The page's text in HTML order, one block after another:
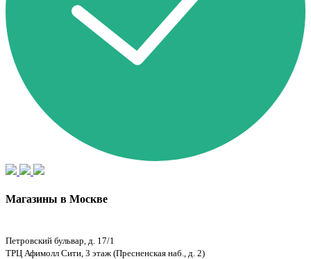
Магазины в Москве
Петровский бульвар, д. 17/1
ТРЦ Афимолл Сити, 3 этаж (Пресненская наб., д. 2)